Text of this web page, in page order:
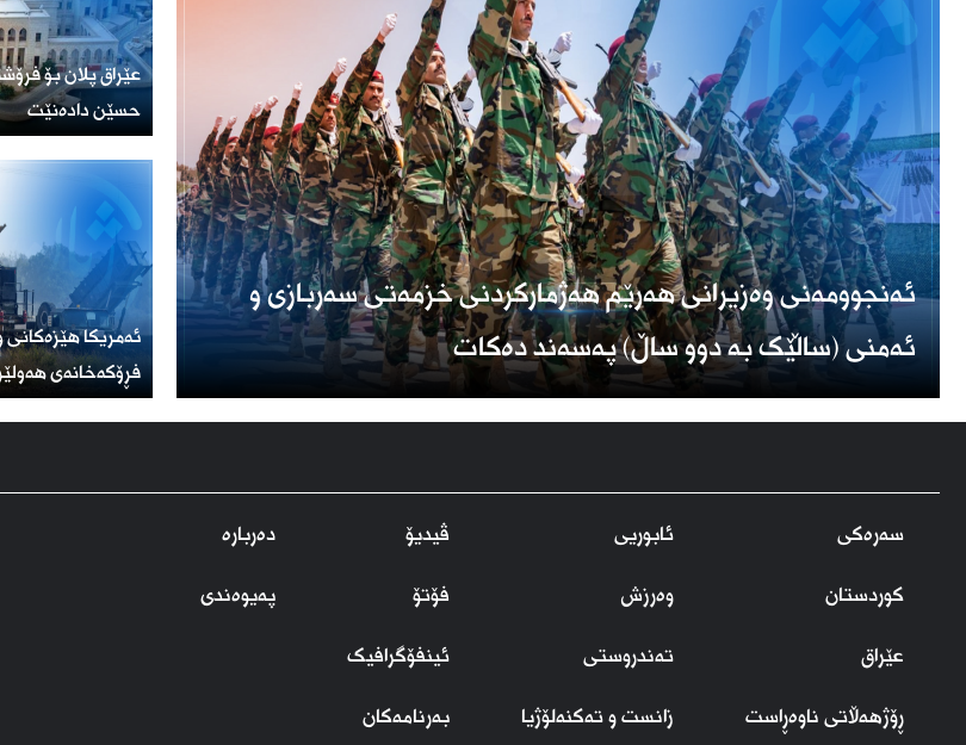
ئەنجوومەنی وەزیرانی هەرێم هەژمارکردنی خزمەتی سەربازی و
ئەمنی (ساڵێک بە دوو ساڵ) پەسەند دەکات
حسێن دادەنێت
ئەمریكا
فڕۆكەخانەی
سەرەکی
کوردستان
عێراق
ڕۆژهەڵاتی ناوەڕاست
ئابوریی
وەرزش
تەندروستی
زانست و تەکنەلۆژیا
ڤیدیۆ
فۆتۆ
ئینفۆگرافیک
بەرنامەکان
دەربارە
پەیوەندی